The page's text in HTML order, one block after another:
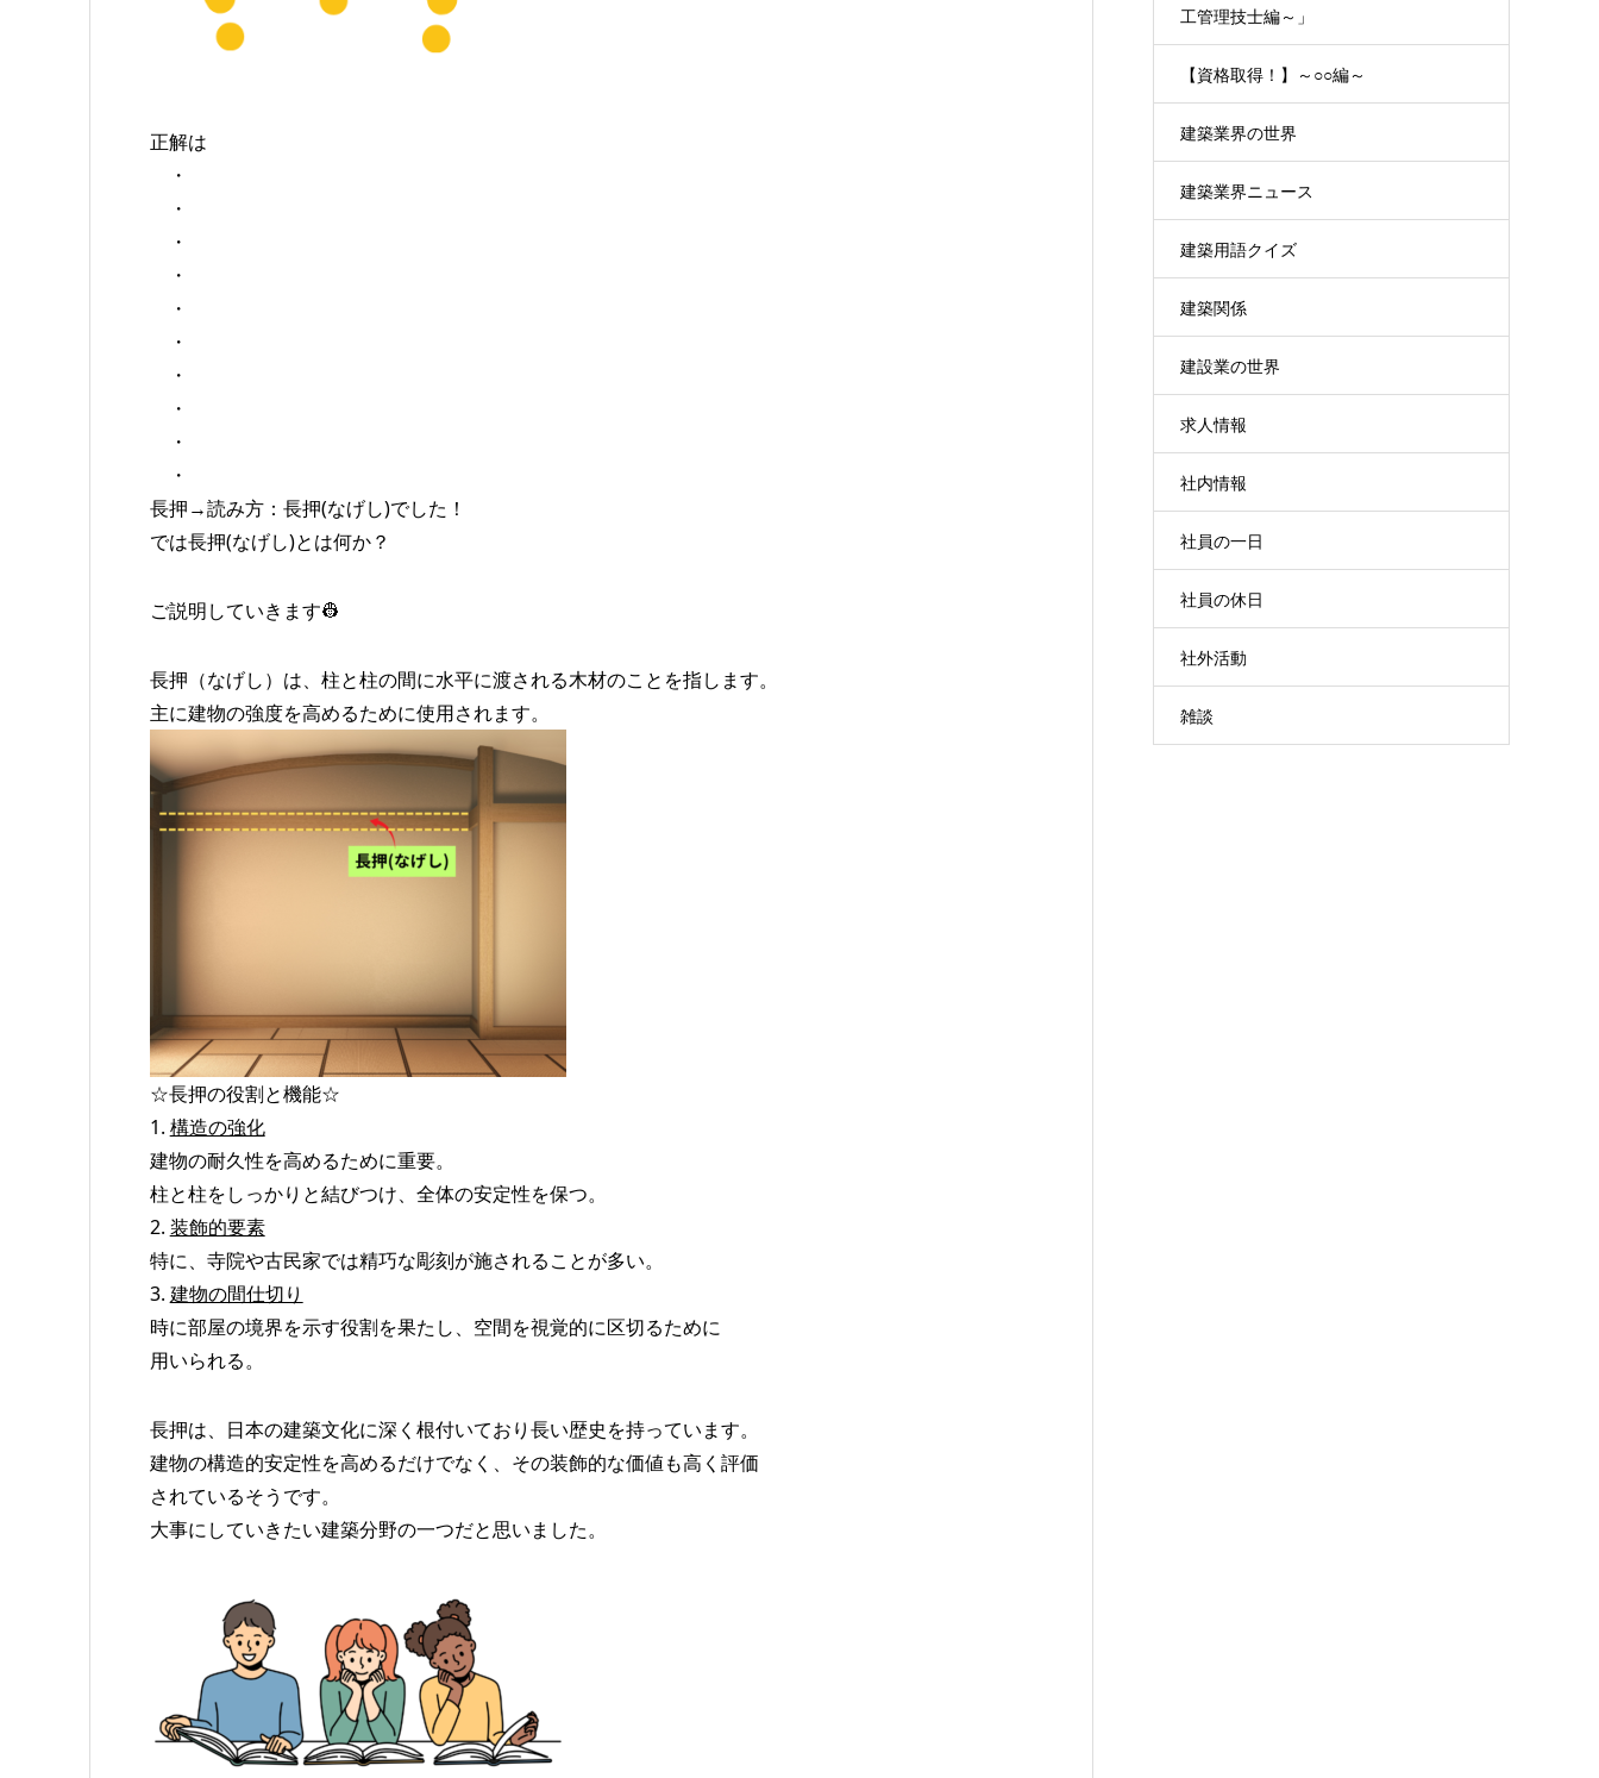
正解は
・
・
・
・
・
・
・
・
・
・
長押→読み方：長押(なげし)でした！
では長押(なげし)とは何か？
ご説明していきます👷
長押（なげし）は、柱と柱の間に水平に渡される木材のことを指します。
主に建物の強度を高めるために使用されます。
☆長押の役割と機能☆
1. 構造の強化
建物の耐久性を高めるために重要。
柱と柱をしっかりと結びつけ、全体の安定性を保つ。
2. 装飾的要素
特に、寺院や古民家では精巧な彫刻が施されることが多い。
3. 建物の間仕切り
時に部屋の境界を示す役割を果たし、空間を視覚的に区切るために
用いられる。
長押は、日本の建築文化に深く根付いており長い歴史を持っています。
建物の構造的安定性を高めるだけでなく、その装飾的な価値も高く評価
されているそうです。
大事にしていきたい建築分野の一つだと思いました。
工管理技士編～」
【資格取得！】～○○編～
建築業界の世界
建築業界ニュース
建築用語クイズ
建築関係
建設業の世界
求人情報
社内情報
社員の一日
社員の休日
社外活動
雑談